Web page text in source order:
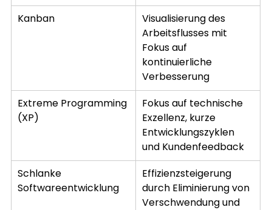
Kanban
Visualisierung des
Arbeitsflusses mit
Fokus auf
kontinuierliche
Verbesserung
Extreme Programming
(XP)
Fokus auf technische
Exzellenz, kurze
Entwicklungszyklen
und Kundenfeedback
Schlanke
Softwareentwicklung
Effizienzsteigerung
durch Eliminierung von
Verschwendung und